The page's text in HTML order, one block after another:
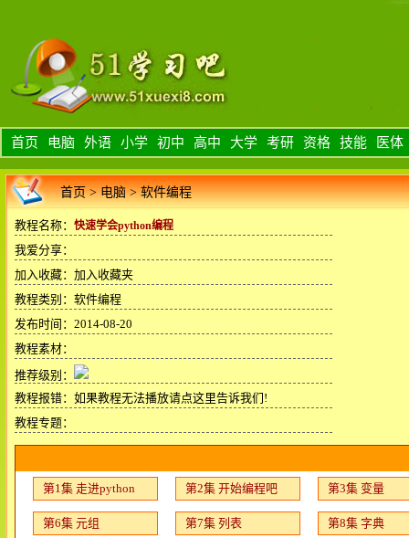
首页 电脑 外语 小学 初中 高中 大学 考研 资格 技能 医体
首页>电脑>软件编程
教程名称： 快速学会python编程
我爱分享：
加入收藏： 加入收藏夹
教程类别：软件编程
发布时间：2014-08-20
教程素材：
推荐级别：
教程报错： 如果教程无法播放请点这里告诉我们!
教程专题：
第1集 走进python 第2集 开始编程吧 第3集 变量
第6集 元组 第7集 列表 第8集 字典